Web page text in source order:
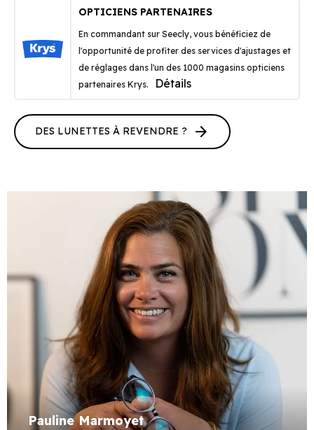
OPTICIENS PARTENAIRES
En commandant sur Seecly, vous bénéficiez de
l'opportunité de profiter des services d'ajustages et
de réglages dans l'un des 1000 magasins opticiens
partenaires Krys.
Détails
DES LUNETTES À REVENDRE ? arrow_forward
Pauline Marmoyet